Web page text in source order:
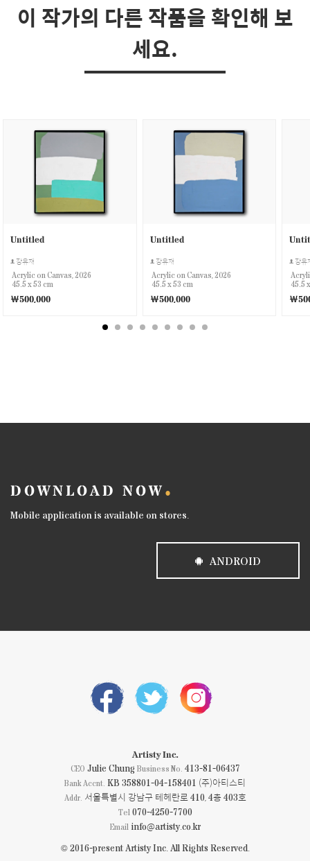
이 작가의 다른 작품을 확인해 보
세요.
Untitled
장유재
Acrylic on Canvas, 2026
45.5 x 53 cm
￦500,000
Untitled
장유재
Acrylic on Canvas, 2026
45.5 x 53 cm
￦500,000
장유
45.5
￦
DOWNLOAD NOW
Mobile application is available on stores.
ANDROID
Artisty Inc.
CEO Julie Chung Business No. 413-81-06437
Bank Accnt. KB 358801-04-158401 (주)아티스티
Addr. 서울특별시 강남구 테헤란로 410, 4층 403호
Tel070-4250-7700
Emailinfo@artisty.co.kr
© 2016-present Artisty Inc. All Rights Reserved.